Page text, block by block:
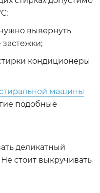
вывернуть
застежки;
кондиционеры
машины
подобные
деликатный
стоит выкручивать